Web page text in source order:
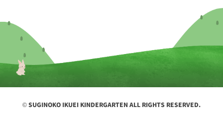
© SUGINOKO IKUEI KINDERGARTEN ALL RIGHTS RESERVED.